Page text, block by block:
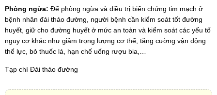
Phòng ngừa: Để phòng ngừa và điều trị biến chứng tim mạch ở
bệnh nhân đái tháo đường, người bệnh cần kiểm soát tốt đường
huyết, giữ cho đường huyết ở mức an toàn và kiểm soát các yếu tố
nguy cơ khác như giảm trọng lượng cơ thể, tăng cường vận động
thể lực, bỏ thuốc lá, hạn chế uống rượu bia,…
Tạp chí Đái tháo đường